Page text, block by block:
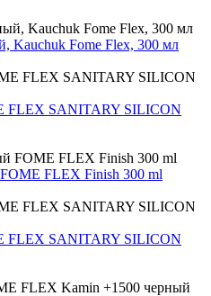
Kauchuk Fome Flex, 300 мл
FLEX SANITARY SILICON
FLEX Finish 300 ml
FLEX SANITARY SILICON